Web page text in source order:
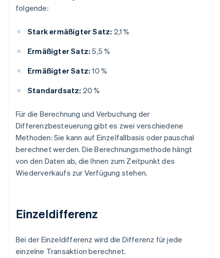
folgende:
Stark ermäßigter Satz: 2,1 %
Ermäßigter Satz: 5,5 %
Ermäßigter Satz: 10 %
Standardsatz: 20 %
Für die Berechnung und Verbuchung der
Differenzbesteuerung gibt es zwei verschiedene
Methoden: Sie kann auf Einzelfallbasis oder pauschal
berechnet werden. Die Berechnungsmethode hängt
von den Daten ab, die Ihnen zum Zeitpunkt des
Wiederverkaufs zur Verfügung stehen.
Einzeldifferenz
Bei der Einzeldifferenz wird die Differenz für jede
einzelne Transaktion berechnet.